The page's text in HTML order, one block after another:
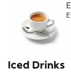
Iced Drinks